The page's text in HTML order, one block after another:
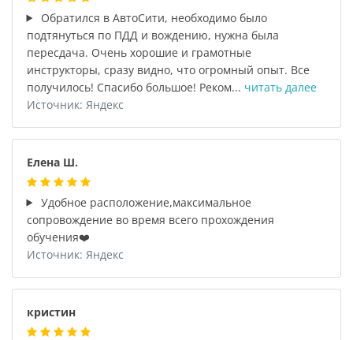
Обратился в АвтоСити, необходимо было
подтянуться по ПДД и вождению, нужна была
пересдача. Очень хорошие и грамотные
инструкторы, сразу видно, что огромный опыт. Все
получилось! Спасибо большое! Реком... читать далее
Источник: Яндекс
Елена Ш.
Удобное расположение,максимальное
сопровождение во время всего прохождения
обучения❤️
Источник: Яндекс
кристин